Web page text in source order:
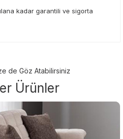
kadar garantili ve sigorta
de Göz Atabilirsiniz
Ürünler